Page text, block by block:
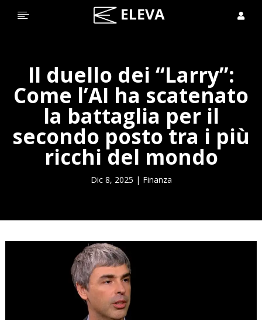
 
Il duello dei “Larry”:
Come l’AI ha scatenato
la battaglia per il
secondo posto tra i più
ricchi del mondo
Dic 8, 2025 | Finanza